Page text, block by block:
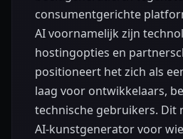
consumentgerichte
AI voornamelijk zijn
hostingopties en
positioneert het zich als
laag voor ontwikkelaars,
technische gebruikers. Dit
AI-kunstgenerator voor